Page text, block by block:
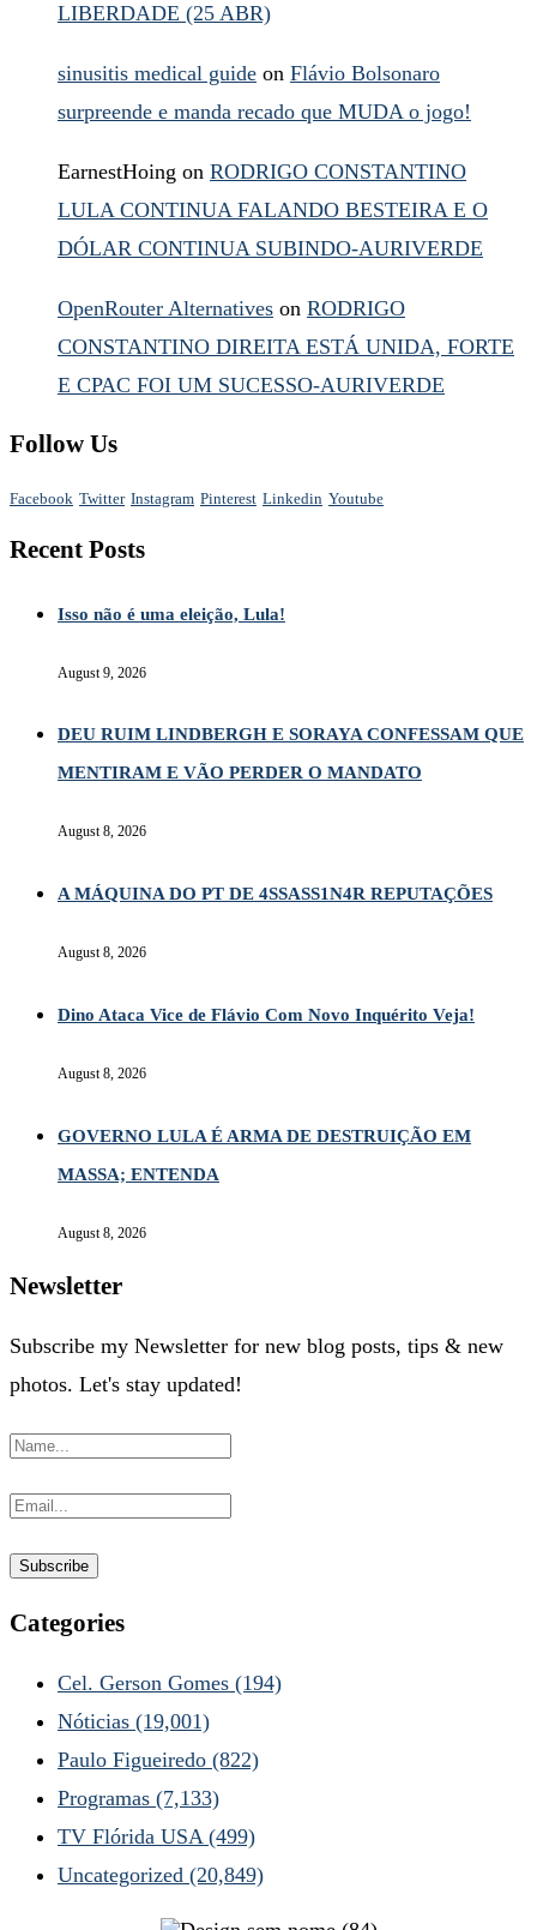
LIBERDADE (25 ABR)
sinusitis medical guide on Flávio Bolsonaro
surpreende e manda recado que MUDA o jogo!
EarnestHoing on RODRIGO CONSTANTINO
LULA CONTINUA FALANDO BESTEIRA E O
DÓLAR CONTINUA SUBINDO-AURIVERDE
OpenRouter Alternatives on RODRIGO
CONSTANTINO DIREITA ESTÁ UNIDA, FORTE
E CPAC FOI UM SUCESSO-AURIVERDE
Follow Us
Facebook Twitter Instagram Pinterest Linkedin Youtube
Recent Posts
Isso não é uma eleição, Lula!
August 9, 2026
DEU RUIM LINDBERGH E SORAYA CONFESSAM QUE
MENTIRAM E VÃO PERDER O MANDATO
August 8, 2026
A MÁQUINA DO PT DE 4SSASS1N4R REPUTAÇÕES
August 8, 2026
Dino Ataca Vice de Flávio Com Novo Inquérito Veja!
August 8, 2026
GOVERNO LULA É ARMA DE DESTRUIÇÃO EM
MASSA; ENTENDA
August 8, 2026
Newsletter
Subscribe my Newsletter for new blog posts, tips & new
photos. Let's stay updated!
Categories
Cel. Gerson Gomes (194)
Nóticias (19,001)
Paulo Figueiredo (822)
Programas (7,133)
TV Flórida USA (499)
Uncategorized (20,849)